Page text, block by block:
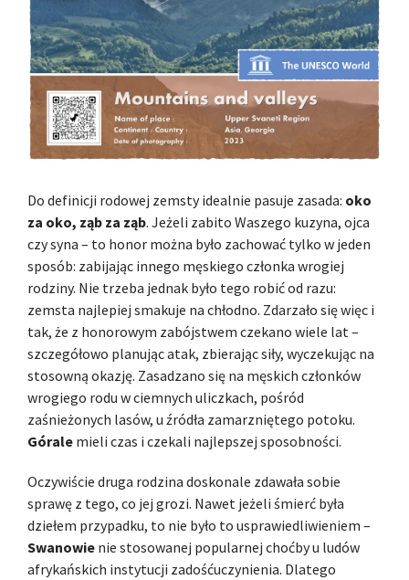
Do definicji rodowej zemsty idealnie pasuje zasada: oko
za oko, ząb za ząb. Jeżeli zabito Waszego kuzyna, ojca
czy syna – to honor można było zachować tylko w jeden
sposób: zabijając innego męskiego członka wrogiej
rodziny. Nie trzeba jednak było tego robić od razu:
zemsta najlepiej smakuje na chłodno. Zdarzało się więc i
tak, że z honorowym zabójstwem czekano wiele lat –
szczegółowo planując atak, zbierając siły, wyczekując na
stosowną okazję. Zasadzano się na męskich członków
wrogiego rodu w ciemnych uliczkach, pośród
zaśnieżonych lasów, u źródła zamarzniętego potoku.
Górale mieli czas i czekali najlepszej sposobności.
Oczywiście druga rodzina doskonale zdawała sobie
sprawę z tego, co jej grozi. Nawet jeżeli śmierć była
dziełem przypadku, to nie było to usprawiedliwieniem –
Swanowie nie stosowanej popularnej choćby u ludów
afrykańskich instytucji zadośćuczynienia. Dlatego